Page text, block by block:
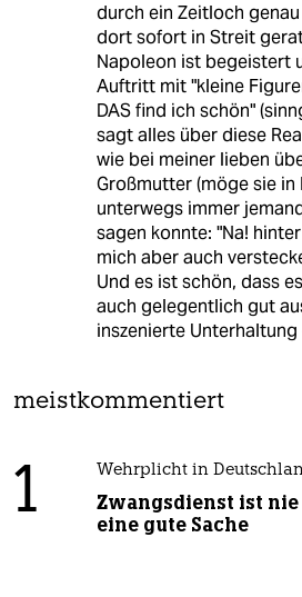
durch ein Zeitloch
dort sofort in Streit
Napoleon ist begeistert
Auftritt mit "kleine
DAS find ich schön"
sagt alles über diese
wie bei meiner lieben
Großmutter (möge sie in
unterwegs immer
sagen konnte: "Na!
mich aber auch
Und es ist schön, dass
auch gelegentlich gut
inszenierte
meistkommentiert
1 Wehrplicht in
Zwangsdienst ist
eine gute Sache